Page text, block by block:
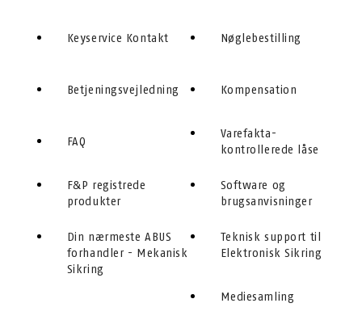
Keyservice Kontakt
Betjeningsvejledning
FAQ
F&P registrede
produkter
Din nærmeste ABUS
forhandler - Mekanisk
Sikring
Nøglebestilling
Kompensation
Varefakta-
kontrollerede låse
Software og
brugsanvisninger
Teknisk support til
Elektronisk Sikring
Mediesamling